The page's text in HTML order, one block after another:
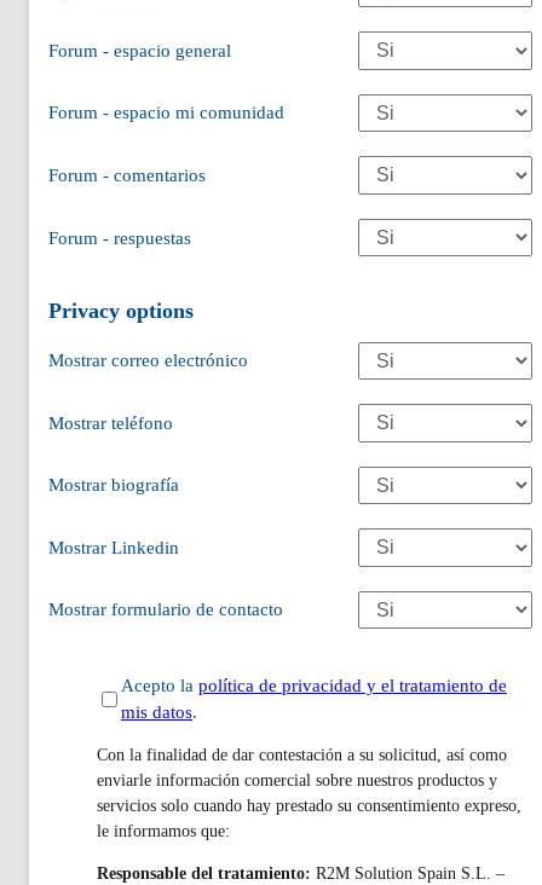
Forum - espacio general
Forum - espacio mi comunidad
Forum - comentarios
Forum - respuestas
Privacy options
Mostrar correo electrónico
Mostrar teléfono
Mostrar biografía
Mostrar Linkedin
Mostrar formulario de contacto
Acepto la política de privacidad y el tratamiento de
mis datos.
Con la finalidad de dar contestación a su solicitud, así como
enviarle información comercial sobre nuestros productos y
servicios solo cuando hay prestado su consentimiento expreso,
le informamos que:
Responsable del tratamiento: R2M Solution Spain S.L. –